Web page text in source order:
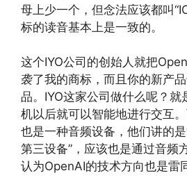
母上少一个，但念法应该都叫
标的读音基本上是一致的。
这个IYO公司的创始人就把
袭了我的商标，而且你的新产
品。IYO这家公司做什么呢？就
机以后就可以智能地进行交互
也是一种音频设备，他们讲的
第三设备”，应该也是通过音频
认为OpenAI的技术方向也是雷